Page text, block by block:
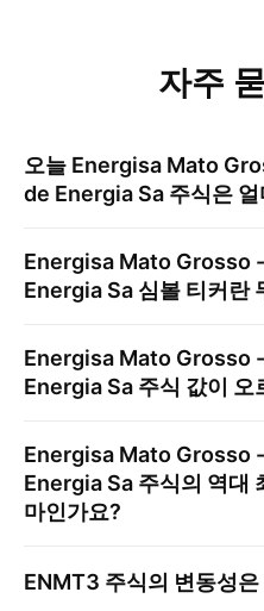
자주
오늘 Energisa Mato
de Energia Sa 주식은
Energisa Mato Grosso
Energia Sa 심볼 티커란
Energisa Mato Grosso
Energia Sa 주식 값이 오
Energisa Mato Grosso
Energia Sa 주식의 역대
마인가요?
ENMT3 주식의 변동성